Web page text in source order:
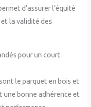
d’assurer l’équité
la validité des
pour un court
le parquet en bois et
bonne adhérence et